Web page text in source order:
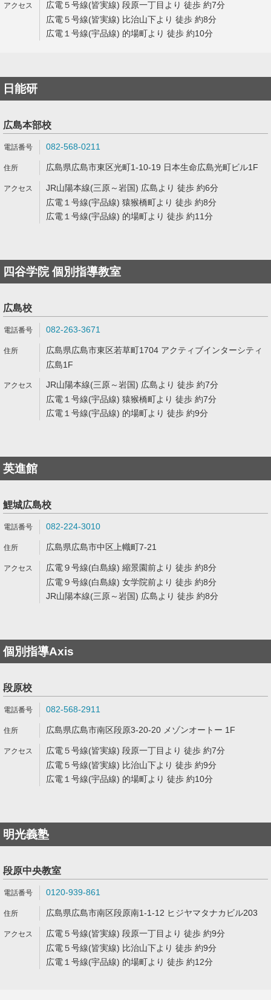
広電５号線(皆実線) 段原一丁目より 徒歩 約7分
広電５号線(皆実線) 比治山下より 徒歩 約8分
広電１号線(宇品線) 的場町より 徒歩 約10分
日能研
広島本部校
082-568-0211
広島県広島市東区光町1-10-19 日本生命広島光町ビル1F
JR山陽本線(三原～岩国) 広島より 徒歩 約6分
広電１号線(宇品線) 猿猴橋町より 徒歩 約8分
広電１号線(宇品線) 的場町より 徒歩 約11分
四谷学院 個別指導教室
広島校
082-263-3671
広島県広島市東区若草町1704 アクティブインターシティ
広島1F
JR山陽本線(三原～岩国) 広島より 徒歩 約7分
広電１号線(宇品線) 猿猴橋町より 徒歩 約7分
広電１号線(宇品線) 的場町より 徒歩 約9分
英進館
鯉城広島校
082-224-3010
広島県広島市中区上幟町7-21
広電９号線(白島線) 縮景園前より 徒歩 約8分
広電９号線(白島線) 女学院前より 徒歩 約8分
JR山陽本線(三原～岩国) 広島より 徒歩 約8分
個別指導Axis
段原校
082-568-2911
広島県広島市南区段原3-20-20 メゾンオートー 1F
広電５号線(皆実線) 段原一丁目より 徒歩 約7分
広電５号線(皆実線) 比治山下より 徒歩 約9分
広電１号線(宇品線) 的場町より 徒歩 約10分
明光義塾
段原中央教室
0120-939-861
広島県広島市南区段原南1-1-12 ヒジヤマタナカビル203
広電５号線(皆実線) 段原一丁目より 徒歩 約9分
広電５号線(皆実線) 比治山下より 徒歩 約9分
広電１号線(宇品線) 的場町より 徒歩 約12分